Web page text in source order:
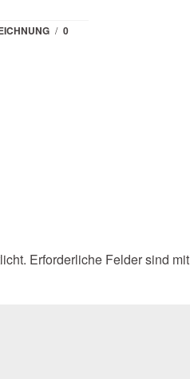
/ 0
Erforderliche Felder sind mit